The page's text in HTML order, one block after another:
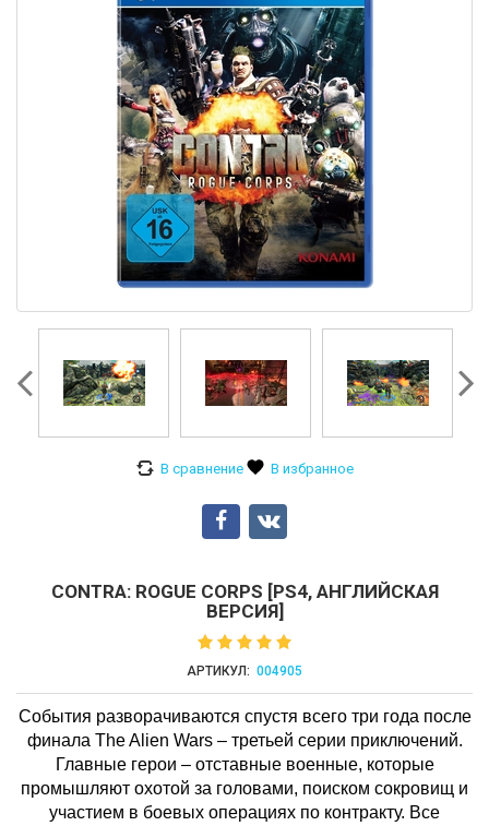
CONTRA: ROGUE CORPS [PS4, АНГЛИЙСКАЯ
ВЕРСИЯ]
АРТИКУЛ: 004905
События разворачиваются спустя всего три года после
финала The Alien Wars – третьей серии приключений.
Главные герои – отставные военные, которые
промышляют охотой за головами, поиском сокровищ и
участием в боевых операциях по контракту. Все